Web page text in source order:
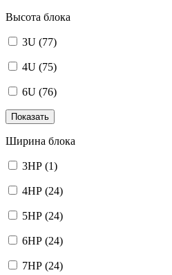
Высота блока
3U (77)
4U (75)
6U (76)
Ширина блока
3HP (1)
4HP (24)
5HP (24)
6HP (24)
7HP (24)